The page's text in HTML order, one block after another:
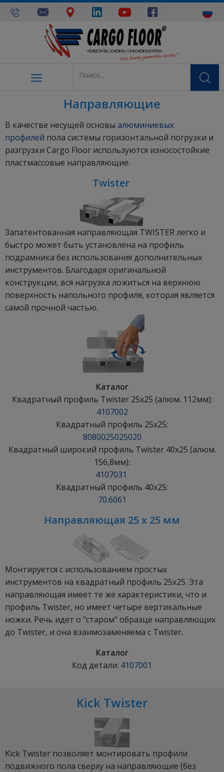
Направляющие
В качестве несущей основы алюминиевых
профилей пола системы горизонтальной погрузки и
разгрузки Cargo Floor используются износостойкие
пластмассовые направляющие.
Twister
Запатентованная направляющая TWISTER легко и
быстро может быть установлена на профиль
подрамника без использования дополнительных
инструментов. Благодаря оригинальной
конструкции, вся нагрузка ложиться на верхнюю
поверхность напольного профиля, которая является
самой прочной частью.
Каталог
Квадратный профиль Twister 25x25 (алюм. 112мм):
4107002
Квадратный профиль 25x25:
8080025025020
Квадратный широкий профиль Twister 40x25 (алюм.
156,8мм):
4107031
Квадратный профиль 40x25:
70.6061
Направляющая 25 x 25 мм
Монтируется с использованием простых
инструментов на квадратный профиль 25x25. Эта
направляющая имеет те же характеристики, что и
профиль Twister, но имеет четыре вертикальные
ножки. Речь идет о "старом" образце направляющих
до Twister, и она взаимозаменяема с Twister.
Каталог
Код детали: 4107001
Kick Twister
Kick Twister позволяет монтировать профили
подвижного пола сверху на направляющие (без